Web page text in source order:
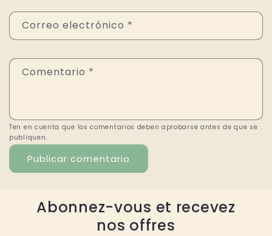
Correo electrónico *
Comentario *
Ten en cuenta que los comentarios deben aprobarse antes de que se
publiquen.
Abonnez-vous et recevez
nos offres